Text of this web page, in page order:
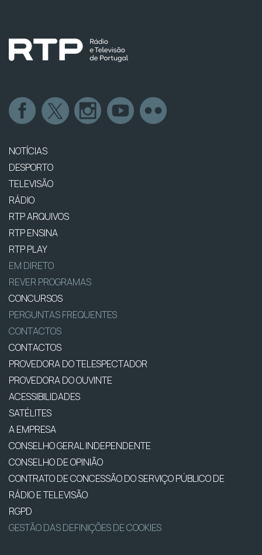
NOTÍCIAS
DESPORTO
TELEVISÃO
RÁDIO
RTP ARQUIVOS
RTP ENSINA
RTP PLAY
EM DIRETO
REVER PROGRAMAS
CONCURSOS
PERGUNTAS FREQUENTES
CONTACTOS
CONTACTOS
PROVEDORA DO TELESPECTADOR
PROVEDORA DO OUVINTE
ACESSIBILIDADES
SATÉLITES
A EMPRESA
CONSELHO GERAL INDEPENDENTE
CONSELHO DE OPINIÃO
CONTRATO DE CONCESSÃO DO SERVIÇO PÚBLICO DE
RÁDIO E TELEVISÃO
RGPD
GESTÃO DAS DEFINIÇÕES DE COOKIES